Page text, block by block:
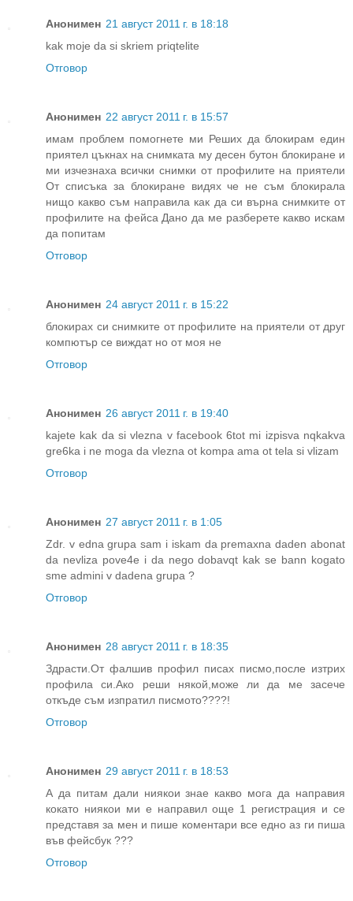
Анонимен 21 август 2011 г. в 18:18
kak moje da si skriem priqtelite
Отговор
Анонимен 22 август 2011 г. в 15:57
имам проблем помогнете ми Реших да блокирам един
приятел цъкнах на снимката му десен бутон блокиране и
ми изчезнаха всички снимки от профилите на приятели
От списъка за блокиране видях че не съм блокирала
нищо какво съм направила как да си върна снимките от
профилите на фейса Дано да ме разберете какво искам
да попитам
Отговор
Анонимен 24 август 2011 г. в 15:22
блокирах си снимките от профилите на приятели от друг
компютър се виждат но от моя не
Отговор
Анонимен 26 август 2011 г. в 19:40
kajete kak da si vlezna v facebook 6tot mi izpisva nqkakva
gre6ka i ne moga da vlezna ot kompa ama ot tela si vlizam
Отговор
Анонимен 27 август 2011 г. в 1:05
Zdr. v edna grupa sam i iskam da premaxna daden abonat
da nevliza pove4e i da nego dobavqt kak se bann kogato
sme admini v dadena grupa ?
Отговор
Анонимен 28 август 2011 г. в 18:35
Здрасти.От фалшив профил писах писмо,после изтрих
профила си.Ако реши някой,може ли да ме засече
откъде съм изпратил писмото????!
Отговор
Анонимен 29 август 2011 г. в 18:53
А да питам дали ниякои знае какво мога да направия
кокато ниякои ми е направил още 1 регистрация и се
представя за мен и пише коментари все едно аз ги пиша
във фейсбук ???
Отговор